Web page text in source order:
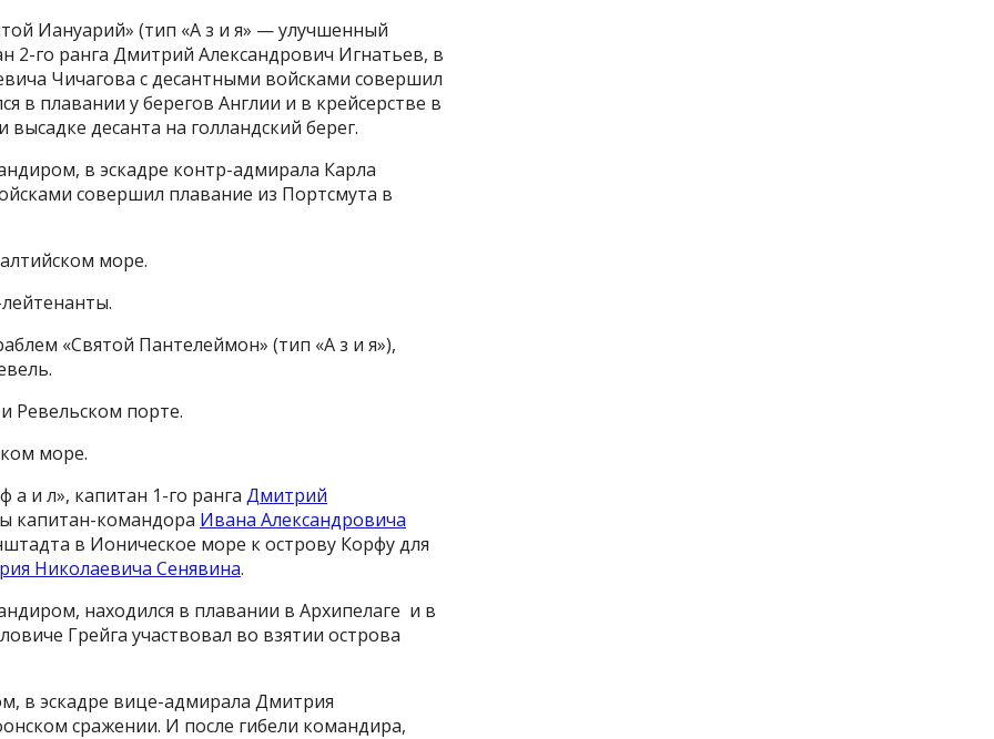
Иануарий» (тип «А з и я» — улучшенный
2-го ранга Дмитрий Александрович Игнатьев, в
Чичагова с десантными войсками совершил
в плавании у берегов Англии и в крейсерстве в
десанта на голландский берег.
в эскадре контр-адмирала Карла
совершил плавание из Портсмута в
море.
«Святой Пантелеймон» (тип «А з и я»),
Ревельском порте.
море.
а и л», капитан 1-го ранга Дмитрий
капитан-командора Ивана Александровича
в Ионическое море к острову Корфу для
Николаевича Сенявина.
находился в плавании в Архипелаге и в
Грейга участвовал во взятии острова
в эскадре вице-адмирала Дмитрия
сражении. И после гибели командира,